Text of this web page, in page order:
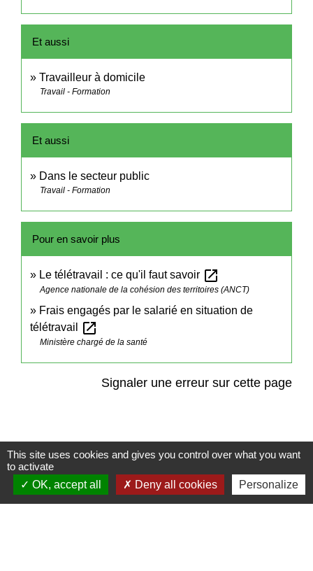
Et aussi
Travailleur à domicile
Travail - Formation
Et aussi
Dans le secteur public
Travail - Formation
Pour en savoir plus
Le télétravail : ce qu'il faut savoir open_in_new
Agence nationale de la cohésion des territoires (ANCT)
Frais engagés par le salarié en situation de
télétravail
open_in_new
Ministère chargé de la santé
Signaler une erreur sur cette page
Contact
Commune de Frambouhans
This site uses cookies and gives you control over what you want
to activate
OK, accept all
Deny all cookies Personalize